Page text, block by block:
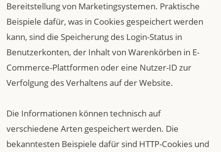
Bereitstellung von Marketingsystemen. Praktische
Beispiele dafür, was in Cookies gespeichert werden
kann, sind die Speicherung des Login-Status in
Benutzerkonten, der Inhalt von Warenkörben in E-
Commerce-Plattformen oder eine Nutzer-ID zur
Verfolgung des Verhaltens auf der Website.
Die Informationen können technisch auf
verschiedene Arten gespeichert werden. Die
bekanntesten Beispiele dafür sind HTTP-Cookies und